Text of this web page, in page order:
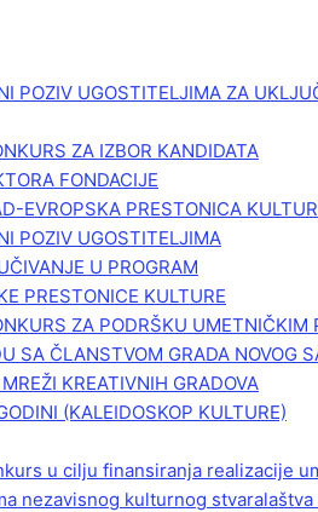
POZIV UGOSTITELJIMA ZA
ZA IZBOR KANDIDATA
FONDACIJE
EVROPSKA PRESTONICA
POZIV UGOSTITELJIMA
U PROGRAM
PRESTONICE KULTURE
ZA PODRŠKU UMETNIČKIM
SA ČLANSTVOM GRADA NOVOG
KREATIVNIH GRADOVA
(KALEIDOSKOP KULTURE)
u cilju finansiranja realizacije
nezavisnog kulturnog stvaralaštva